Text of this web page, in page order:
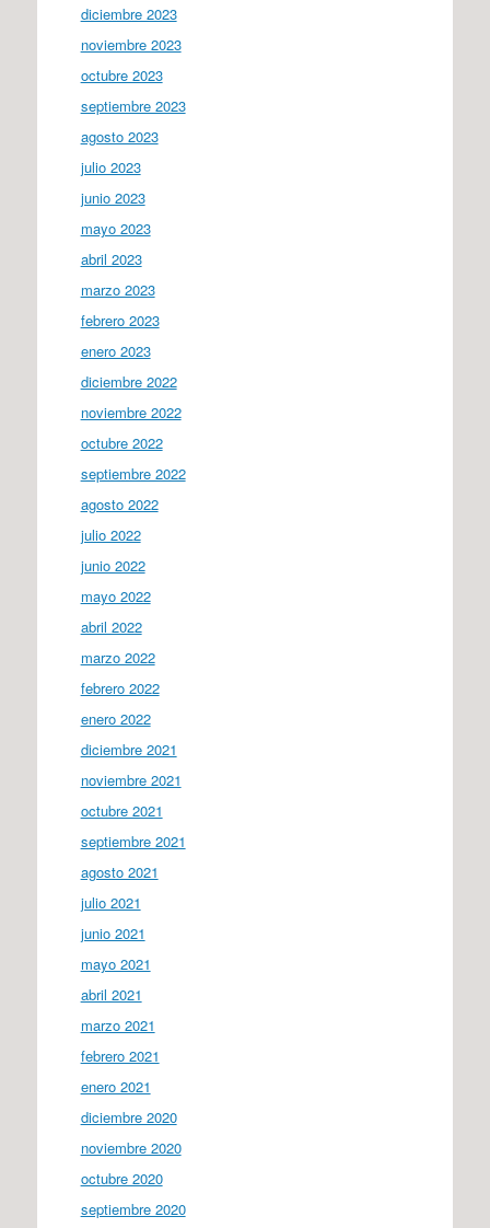
diciembre 2023
noviembre 2023
octubre 2023
septiembre 2023
agosto 2023
julio 2023
junio 2023
mayo 2023
abril 2023
marzo 2023
febrero 2023
enero 2023
diciembre 2022
noviembre 2022
octubre 2022
septiembre 2022
agosto 2022
julio 2022
junio 2022
mayo 2022
abril 2022
marzo 2022
febrero 2022
enero 2022
diciembre 2021
noviembre 2021
octubre 2021
septiembre 2021
agosto 2021
julio 2021
junio 2021
mayo 2021
abril 2021
marzo 2021
febrero 2021
enero 2021
diciembre 2020
noviembre 2020
octubre 2020
septiembre 2020